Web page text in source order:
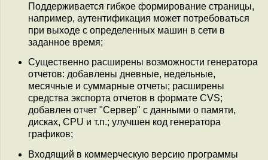
Поддерживается гибкое формирование страницы,
например, аутентификация может потребоваться
при выходе с определенных машин в сети в
заданное время;
Существенно расширены возможности генератора
отчетов: добавлены дневные, недельные,
месячные и суммарные отчеты; расширены
средства экспорта отчетов в формате CVS;
добавлен отчет "Сервер" с данными о памяти,
дисках, CPU и т.п.; улучшен код генератора
графиков;
Входящий в коммерческую версию программы